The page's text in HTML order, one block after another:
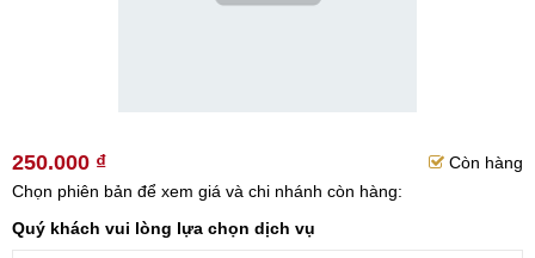
250.000 ₫
Còn hàng
Chọn phiên bản để xem giá và chi nhánh còn hàng:
Quý khách vui lòng lựa chọn dịch vụ